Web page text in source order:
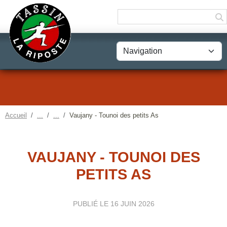
Accueil Vaujany - Tounoi des petits As
VAUJANY - TOUNOI DES
PETITS AS
PUBLIÉ LE 16 JUIN 2026
Panneau de gestion des cookies